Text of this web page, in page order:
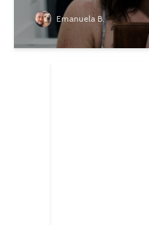
Emanuela B.